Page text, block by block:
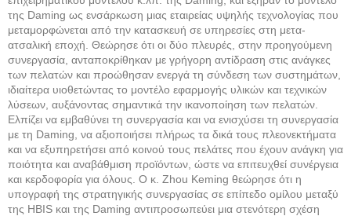
της Daming ως ενσάρκωση μιας εταιρείας υψηλής τεχνολογίας που
μεταμορφώνεται από την κατασκευή σε υπηρεσίες στη μετα-
ατσαλική εποχή. Θεώρησε ότι οι δύο πλευρές, στην προηγούμενη
συνεργασία, ανταποκρίθηκαν με γρήγορη αντίδραση στις ανάγκες
των πελατών και προώθησαν ενεργά τη σύνδεση των συστημάτων,
ιδιαίτερα υιοθετώντας το μοντέλο εφαρμογής υλικών και τεχνικών
λύσεων, αυξάνοντας σημαντικά την ικανοποίηση των πελατών.
Ελπίζει να εμβαθύνει τη συνεργασία και να ενισχύσει τη συνεργασία
με τη Daming, να αξιοποιήσει πλήρως τα δικά τους πλεονεκτήματα
και να εξυπηρετήσει από κοινού τους πελάτες που έχουν ανάγκη για
ποιότητα και αναβάθμιση προϊόντων, ώστε να επιτευχθεί συνέργεια
και κερδοφορία για όλους. Ο κ. Ζhou Keming θεώρησε ότι η
υπογραφή της στρατηγικής συνεργασίας σε επίπεδο ομίλου μεταξύ
της HBIS και της Daming αντιπροσωπεύει μια στενότερη σχέση